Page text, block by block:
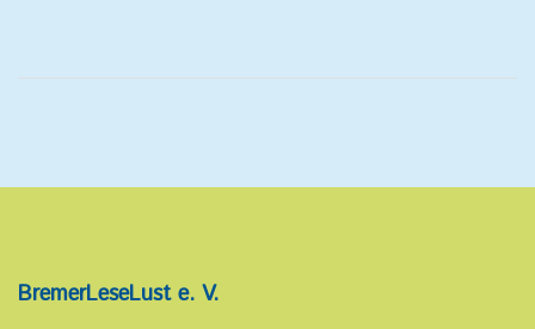
BremerLeseLust e. V.